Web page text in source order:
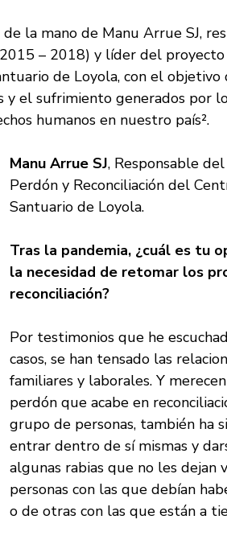
la mano de Manu Arrue SJ,
– 2018) y líder del
de Loyola, con el objetivo
y el sufrimiento generados por
humanos en nuestro país².
Manu Arrue SJ, Responsable
Perdón y Reconciliación del
Santuario de Loyola.
Tras la pandemia, ¿cuál es tu
la necesidad de retomar los
reconciliación?
Por testimonios que he
casos, se han tensado las
familiares y laborales. Y
perdón que acabe en
grupo de personas, también ha
entrar dentro de sí mismas y
algunas rabias que no les dejan
personas con las que debían
o de otras con las que están a